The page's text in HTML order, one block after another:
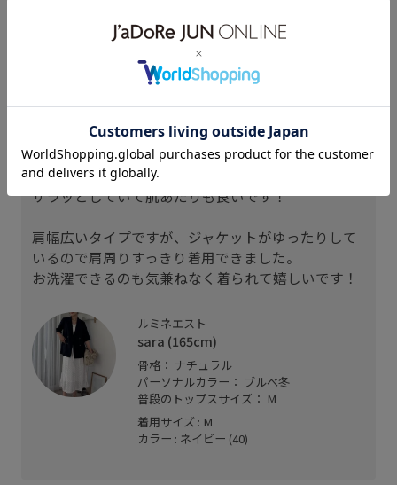
スタッフレビュー
165cmでMサイズ着用、お尻にかかるくらいの丈感
です！
腰回りもカバーできるので安心感があります◎
サラッとしていて肌あたりも良いです！
肩幅広いタイプですが、ジャケットがゆったりして
いるので肩周りすっきり着用できました。
お洗濯できるのも気兼ねなく着られて嬉しいです！
ルミネエスト
sara (165cm)
骨格： ナチュラル
パーソナルカラー： ブルべ冬
普段のトップスサイズ： M
着用サイズ : M
カラー : ネイビー (40)